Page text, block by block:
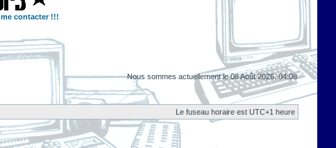
me contacter !!!
Nous sommes actuellement le 08 Août 2026, 04:08
Le fuseau horaire est UTC+1 heure